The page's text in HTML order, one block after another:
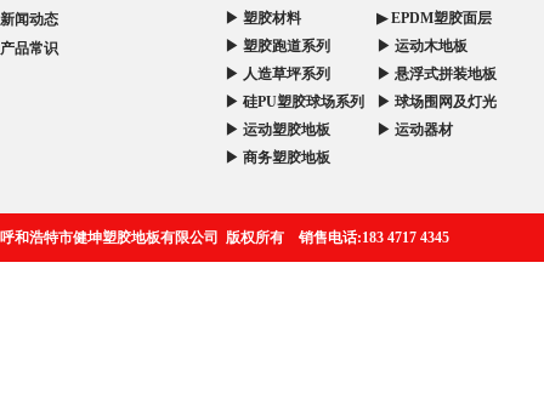
新闻动态
产品常识
▶ 塑胶材料
▶ EPDM塑胶面层
▶ 塑胶跑道系列
▶ 运动木地板
▶ 人造草坪系列
▶ 悬浮式拼装地板
▶ 硅PU塑胶球场系列
▶ 球场围网及灯光
▶ 运动塑胶地板
▶ 运动器材
▶ 商务塑胶地板
呼和浩特市健坤塑胶地板有限公司 版权所有 销售电话:183 4717 4345